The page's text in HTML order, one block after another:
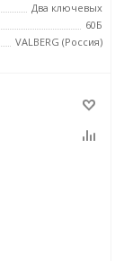
Два ключевых
60Б
VALBERG (Россия)